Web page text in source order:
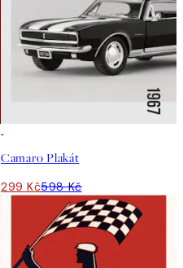
Camaro Plakát
299 Kč598 Kč